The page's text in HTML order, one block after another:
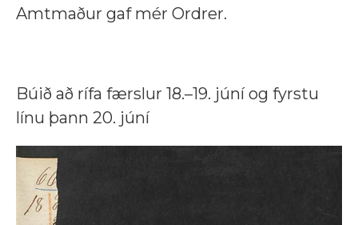
Amtmaður gaf mér Ordrer.
Búið að rífa færslur 18.–19. júní og fyrstu
línu þann 20. júní